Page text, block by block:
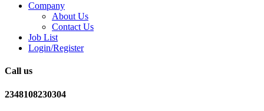
Company
About Us
Contact Us
Job List
Login/Register
Call us
2348108230304